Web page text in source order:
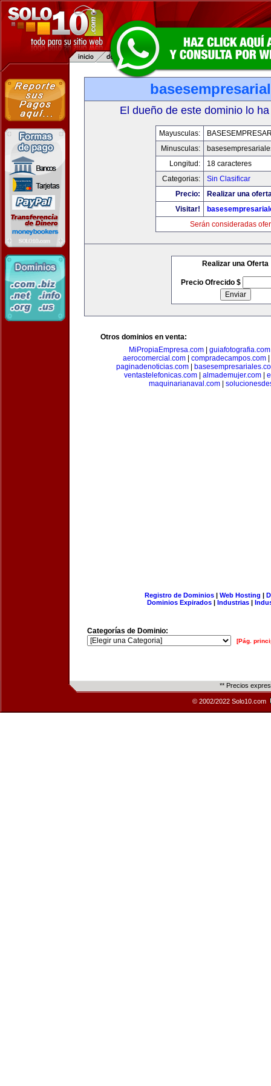
El dueño de este dominio lo
Mayusculas:
Minusculas:
Longitud:
18 caracteres
Categorias:
Sin Clasificar
Precio:
Realizar una
Visitar!
Serán consideradas
Realizar una Oferta
Precio Ofrecido $
Otros dominios en venta:
MiPropiaEmpresa.com
guiafotografia.com
aerocomercial.com| compradecampos.com|
paginadenoticias.com
ventastelefonicas.com| almademujer.com|
maquinarianaval.com|
Registro de Dominios| Web Hosting |
Dominios Expirados | Industrias |
Categorías de Dominio:
[Pág.
** Precios
© 2002/2022 Solo10.com